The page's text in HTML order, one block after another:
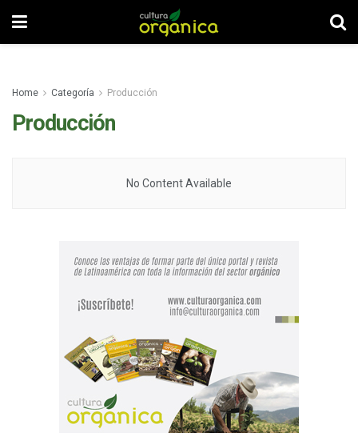
Home Categoría Producción
Producción
No Content Available